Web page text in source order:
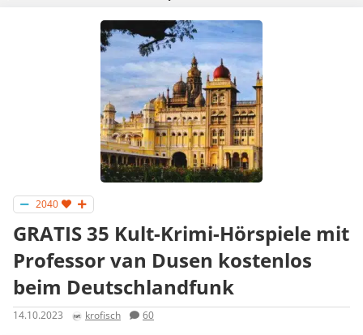
2040
GRATIS 35 Kult-Krimi-Hörspiele mit
Professor van Dusen kostenlos
beim Deutschlandfunk
14.10.2023 krofisch 60